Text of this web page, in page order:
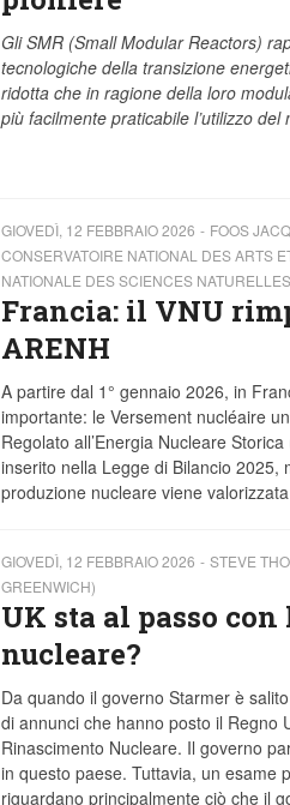
Gli SMR (Small Modular Reactors)
tecnologiche della transizione
ridotta che in ragione della loro
più facilmente praticabile l’utilizzo del
GIOVEDÌ, 12 FEBBRAIO 2026
FOOS
CONSERVATOIRE NATIONAL DES ARTS
NATIONALE DES SCIENCES
Francia: il VNU
ARENH
A partire dal 1° gennaio 2026, in
importante: le Versement nucléaire
Regolato all’Energia Nucleare Storica
inserito nella Legge di Bilancio
produzione nucleare viene
GIOVEDÌ, 12 FEBBRAIO 2026
STEVE
GREENWICH)
UK sta al passo
nucleare?
Da quando il governo Starmer è
di annunci che hanno posto il Regno
Rinascimento Nucleare. Il governo
in questo paese. Tuttavia, un esame
riguardano principalmente ciò che il